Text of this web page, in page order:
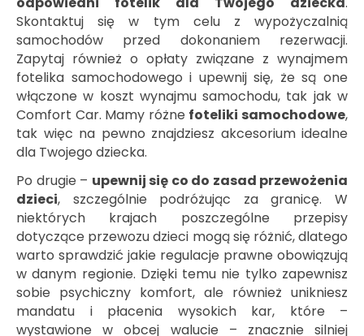
Skontaktuj się w tym celu z wypożyczalnią
samochodów przed dokonaniem rezerwacji.
Zapytaj również o opłaty związane z wynajmem
fotelika samochodowego i upewnij się, że są one
włączone w koszt wynajmu samochodu, tak jak w
Comfort Car. Mamy różne foteliki samochodowe,
tak więc na pewno znajdziesz akcesorium idealne
dla Twojego dziecka.
Po drugie – upewnij się co do zasad przewożenia
dzieci, szczególnie podróżując za granicę. W
niektórych krajach poszczególne przepisy
dotyczące przewozu dzieci mogą się różnić, dlatego
warto sprawdzić jakie regulacje prawne obowiązują
w danym regionie. Dzięki temu nie tylko zapewnisz
sobie psychiczny komfort, ale również unikniesz
mandatu i płacenia wysokich kar, które –
wystawione w obcej walucie – znacznie silniej